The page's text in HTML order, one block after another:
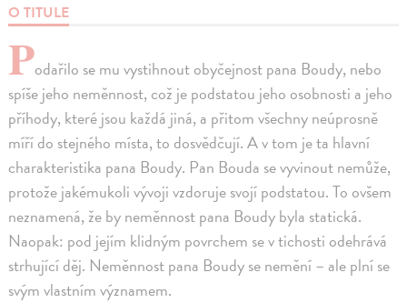
O TITULE
Podařilo se mu vystihnout obyčejnost pana Boudy, nebo
spíše jeho neměnnost, což je podstatou jeho osobnosti a jeho
příhody, které jsou každá jiná, a přitom všechny neúprosně
míří do stejného místa, to dosvědčují. A v tom je ta hlavní
charakteristika pana Boudy. Pan Bouda se vyvinout nemůže,
protože jakémukoli vývoji vzdoruje svojí podstatou. To ovšem
neznamená, že by neměnnost pana Boudy byla statická.
Naopak: pod jejím klidným povrchem se v tichosti odehrává
strhující děj. Neměnnost pana Boudy se nemění – ale plní se
svým vlastním významem.